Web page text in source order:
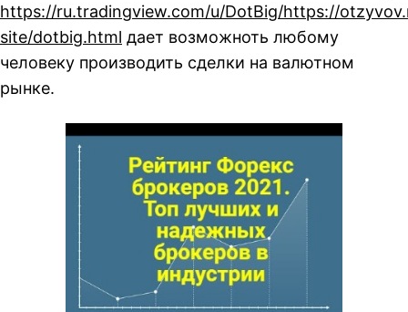
https://ru.tradingview.com/u/DotBig/https://
site/dotbig.html дает возможноть любому
человеку производить сделки на валютном
рынке.